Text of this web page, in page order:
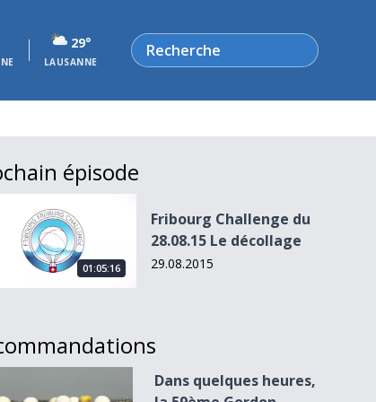
29°
LAUSANNE
Rechercher
épisode
01:05:16
Fribourg Challenge du
28.08.15 Le décollage
29.08.2015
quelques heures, la 59ème Gordon Bennett
Dans quelques heures,